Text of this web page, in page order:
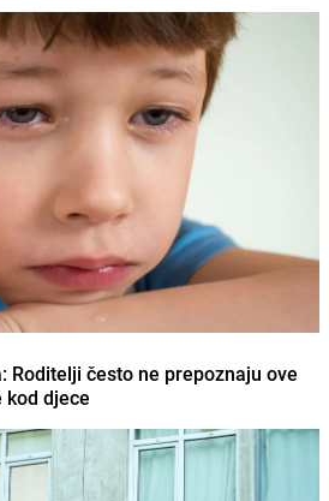
Roditelji često ne prepoznaju ove
kod djece